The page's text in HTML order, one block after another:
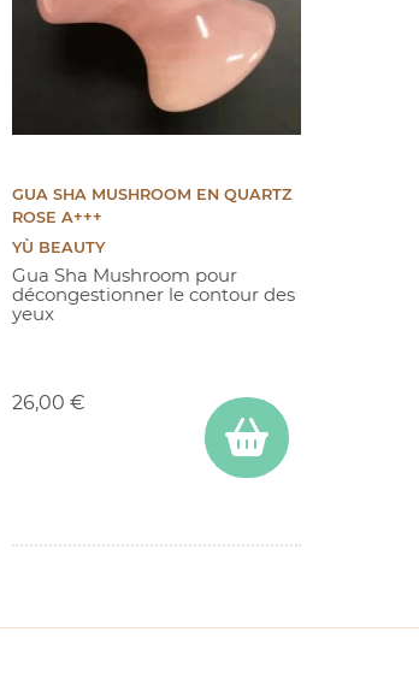
GUA SHA MUSHROOM EN QUARTZ
ROSE A+++
YÙ BEAUTY
Gua Sha Mushroom pour
décongestionner le contour des
yeux
26,00 €